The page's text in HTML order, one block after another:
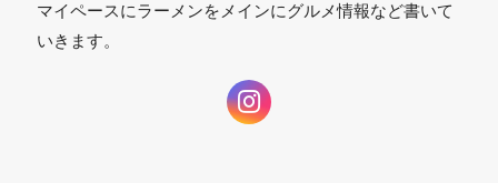
マイペースにラーメンをメインにグルメ情報など書いて
いきます。